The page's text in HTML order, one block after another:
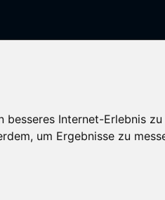
Internet-Erlebnis
um Ergebnisse zu
werden keine Bestellungen
bearbeitet.